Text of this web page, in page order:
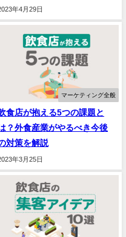
年4月29日
マーケティング全般
食店が抱える5つの課題と
？外食産業がやるべき今後
対策を解説
年3月25日